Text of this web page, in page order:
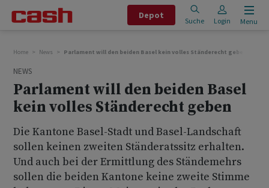
Depot
Suche Login Menu
Home News Parlament will den beiden Basel kein volles Ständerecht geben
NEWS
Parlament will den beiden Basel
kein volles Ständerecht geben
Die Kantone Basel-Stadt und Basel-Landschaft
sollen keinen zweiten Ständeratssitz erhalten.
Und auch bei der Ermittlung des Ständemehrs
sollen die beiden Kantone keine zweite Stimme